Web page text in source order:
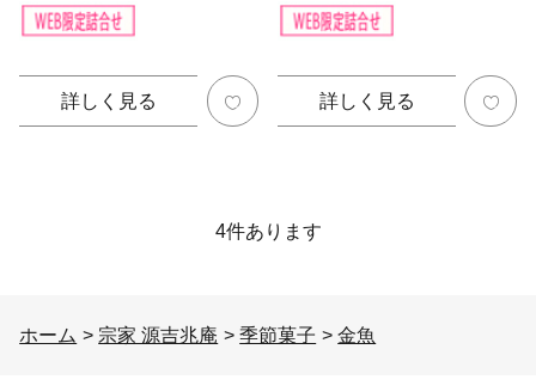
詳しく見る 詳しく見る
4件あります
ホーム > 宗家 源吉兆庵 >季節菓子 >金魚